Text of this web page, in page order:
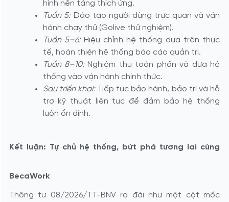
hình nền tảng thích ứng.
Tuần 5:Đào tạo người dùng trực quan và vận
hành chạy thử (Golive thử nghiệm).
Tuần 5–6:Hiệu chỉnh hệ thống dựa trên thực
tế, hoàn thiện hệ thống báo cáo quản trị.
Tuần 8–10:Nghiệm thu toàn phần và đưa hệ
thống vào vận hành chính thức.
Sau triển khai:Tiếp tục bảo hành, bảo trì và hỗ
trợ kỹ thuật liên tục để đảm bảo hệ thống
luôn ổn định.
Kết luận: Tự chủ hệ thống, bứt phá tương lai cùng
BecaWork
Thông tư 08/2026/TT-BNV ra đời như một cột mốc